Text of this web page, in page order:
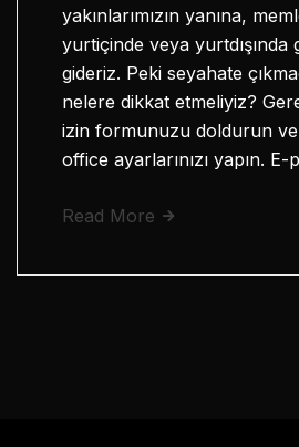
yakınlarımızın yanına,
yurtiçinde veya yurtdışında
gideriz. Peki seyahate
nelere dikkat etmeliyiz?
izin formunuzu doldurun
office ayarlarınızı yapın.
Read More